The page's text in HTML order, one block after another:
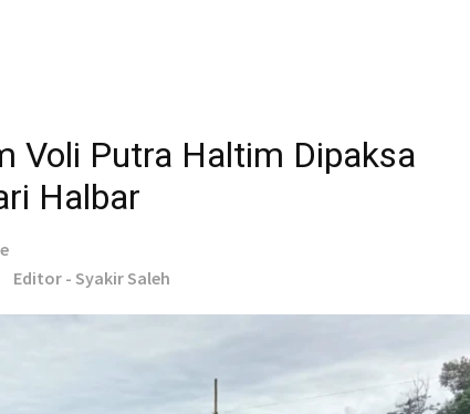
Voli Putra Haltim Dipaksa
Halbar
Editor - Syakir Saleh